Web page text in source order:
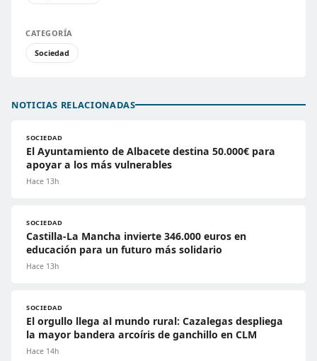
CATEGORÍA
Sociedad
NOTICIAS RELACIONADAS
SOCIEDAD
El Ayuntamiento de Albacete destina 50.000€ para
apoyar a los más vulnerables
Hace 13h
SOCIEDAD
Castilla-La Mancha invierte 346.000 euros en
educación para un futuro más solidario
Hace 13h
SOCIEDAD
El orgullo llega al mundo rural: Cazalegas despliega
la mayor bandera arcoíris de ganchillo en CLM
Hace 14h